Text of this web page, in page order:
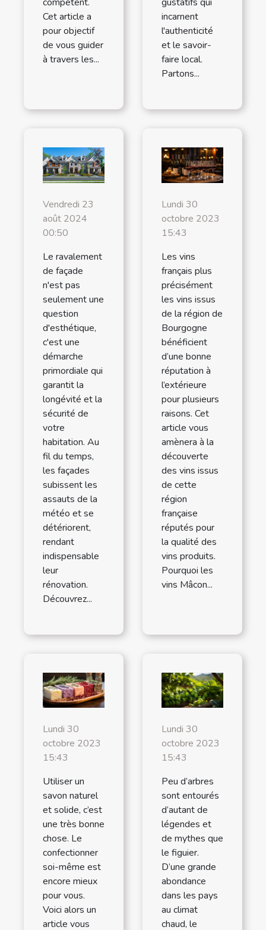
Cet article a
pour objectif
de vous guider
à travers les...
incarnent
l'authenticité
et le savoir-
faire local.
Partons...
Vendredi 23
août 2024
00:50
Le ravalement
de façade
n'est pas
seulement une
question
d'esthétique,
c'est une
démarche
primordiale qui
garantit la
longévité et la
sécurité de
votre
habitation. Au
fil du temps,
les façades
subissent les
assauts de la
météo et se
détériorent,
rendant
indispensable
leur
rénovation.
Découvrez...
Lundi 30
octobre 2023
15:43
Les vins
français plus
précisément
les vins issus
de la région de
Bourgogne
bénéficient
d’une bonne
réputation à
l’extérieure
pour plusieurs
raisons. Cet
article vous
amènera à la
découverte
des vins issus
de cette
région
française
réputés pour
la qualité des
vins produits.
Pourquoi les
vins Mâcon...
Lundi 30
octobre 2023
15:43
Utiliser un
savon naturel
et solide, c’est
une très bonne
chose. Le
confectionner
soi-même est
encore mieux
pour vous.
Voici alors un
article vous
Lundi 30
octobre 2023
15:43
Peu d’arbres
sont entourés
d’autant de
légendes et
de mythes que
le figuier.
D’une grande
abondance
dans les pays
au climat
chaud, le